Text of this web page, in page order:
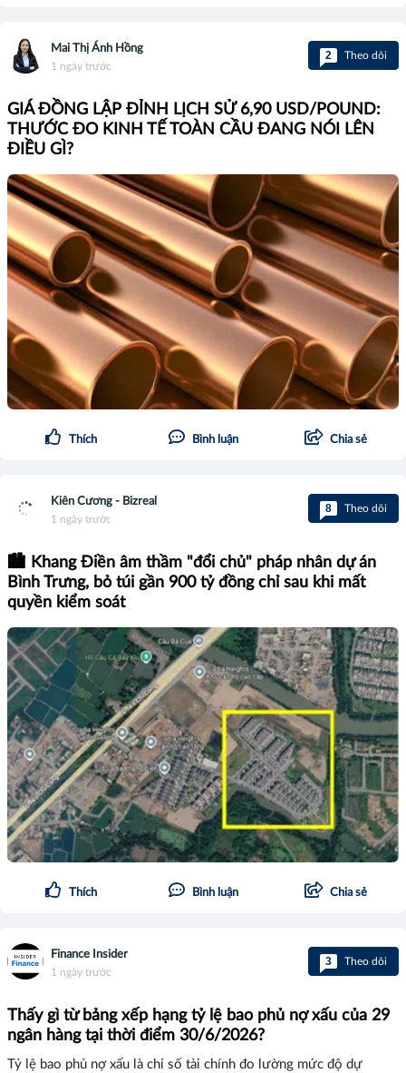
Mai Thị Ánh Hồng
1 ngày trước
2 Theo dõi
GIÁ ĐỒNG LẬP ĐỈNH LỊCH SỬ 6,90 USD/POUND:
THƯỚC ĐO KINH TẾ TOÀN CẦU ĐANG NÓI LÊN
ĐIỀU GÌ?
Thích Bình luận Chia sẻ
Kiên Cương - Bizreal
1 ngày trước
8 Theo dõi
🏙️ Khang Điền âm thầm "đổi chủ" pháp nhân dự án
Bình Trưng, bỏ túi gần 900 tỷ đồng chỉ sau khi mất
quyền kiểm soát
Thích Bình luận Chia sẻ
Finance Insider
1 ngày trước
3 Theo dõi
Thấy gì từ bảng xếp hạng tỷ lệ bao phủ nợ xấu của 29
ngân hàng tại thời điểm 30/6/2026?
Tỷ lệ bao phủ nợ xấu là chỉ số tài chính đo lường mức độ dự